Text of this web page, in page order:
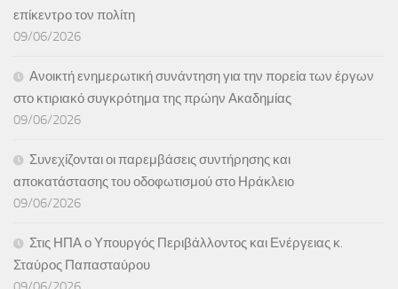
επίκεντρο τον πολίτη
09/06/2026
Ανοικτή ενημερωτική συνάντηση για την πορεία των έργων
στο κτιριακό συγκρότημα της πρώην Ακαδημίας
09/06/2026
Συνεχίζονται οι παρεμβάσεις συντήρησης και
αποκατάστασης του οδοφωτισμού στο Ηράκλειο
09/06/2026
Στις ΗΠΑ ο Υπουργός Περιβάλλοντος και Ενέργειας κ.
Σταύρος Παπασταύρου